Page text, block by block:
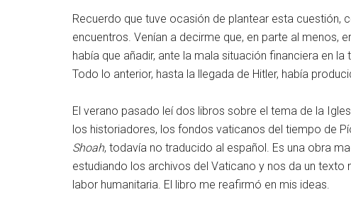
Recuerdo que tuve ocasión de plantear esta cuestión,
encuentros. Venían a decirme que, en parte al menos,
había que añadir, ante la mala situación financiera en
Todo lo anterior, hasta la llegada de Hitler, había
El verano pasado leí dos libros sobre el tema de la
los historiadores, los fondos vaticanos del tiempo de
Shoah, todavía no traducido al español. Es una obra
estudiando los archivos del Vaticano y nos da un
labor humanitaria. El libro me reafirmó en mis ideas.